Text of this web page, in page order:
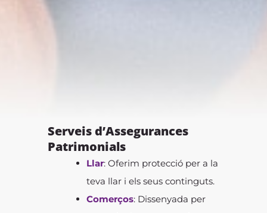
Serveis d’Assegurances
Patrimonials
Llar: Oferim protecció per a la
teva llar i els seus continguts.
Comerços: Dissenyada per